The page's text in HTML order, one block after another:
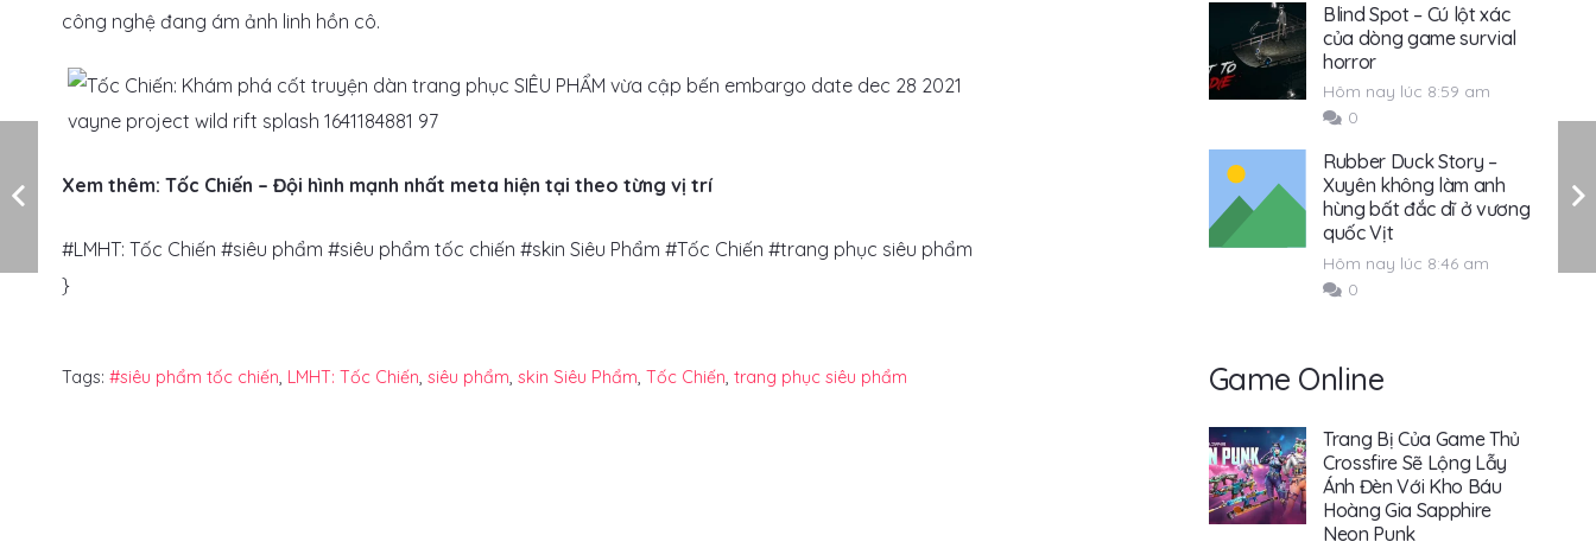
công nghệ đang ám ảnh linh hồn cô.
Xem thêm: Tốc Chiến – Đội hình mạnh nhất meta hiện tại theo từng vị trí
#LMHT: Tốc Chiến #siêu phẩm #siêu phẩm tốc chiến #skin Siêu Phẩm #Tốc Chiến #trang phục siêu phẩm
}
Tags: #siêu phẩm tốc chiến, LMHT: Tốc Chiến, siêu phẩm, skin Siêu Phẩm, Tốc Chiến, trang phục siêu phẩm
Blind Spot – Cú lột xác
của dòng game survial
horror
Hôm nay lúc 8:59 am
0
Rubber Duck Story –
Xuyên không làm anh
hùng bất đắc dĩ ở vương
quốc Vịt
Hôm nay lúc 8:46 am
0
Game Online
Trang Bị Của Game Thủ
Crossfire Sẽ Lộng Lẫy
Ánh Đèn Với Kho Báu
Hoàng Gia Sapphire
Neon Punk